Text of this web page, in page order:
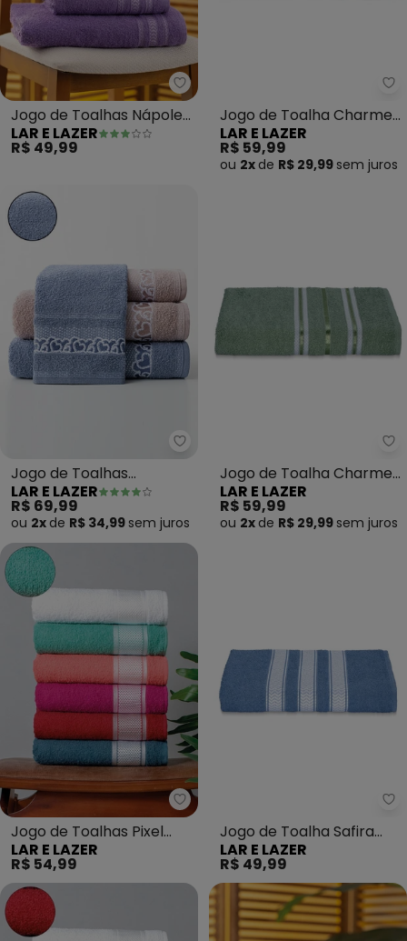
Lar e Lazer - Jogo de Toalhas
Jogo de Toalhas Nápoles
(Uva) 2 Peças
LAR E LAZER
R$ 49,99
Jogo de Toalha Charme
(Branca)2 Peças
LAR E LAZER
R$ 59,99
ou 2x de R$ 29,99 sem juros
Lar e Lazer - Jogo de Toalhas
Jogo de Toalhas
(Francia) 2 Peças
LAR E LAZER
R$ 69,99
ou 2x de R$ 34,99 sem juros
Jogo de Toalha Charme
(Verde Bambu) 2 Peças
LAR E LAZER
R$ 59,99
ou 2x de R$ 29,99 sem juros
Lar e Lazer - Jogo de Toalhas
Jogo de Toalhas Pixel
(Verde Casual) 2 Peças
LAR E LAZER
R$ 54,99
Jogo de Toalha Safira
(Azul Jeans) 2 Peças
LAR E LAZER
R$ 49,99